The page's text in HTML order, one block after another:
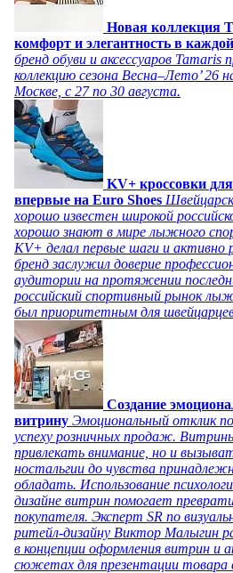
Новая коллекция
комфорт и элегантность в
бренд обуви и аксессуаров
коллекцию сезона Весна–Лето’ 26
Москве, с 27 по 30 августа.
KV+ кроссовки
впервые на Euro Shoes
хорошо известен широкой
хорошо знают в мире лыжного
KV+ делал первые шаги и активно
бренд заслужил доверие
аудитории на протяжении
российский спортивный рынок
был приоритетным для
Создание
витрину Эмоциональный отклик
успеху розничных продаж.
привлекать внимание, но и
ностальгии до чувства
обладать. Использование
дизайне витрин помогает
покупателя. Эксперт SR по
ритейл-дизайну Виктор Малыгин
в концепции оформления витрин и
сюжетах для презентации товара